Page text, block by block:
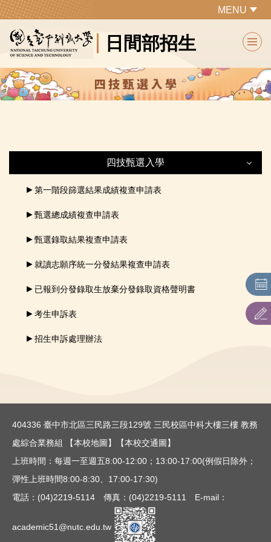
跳
主
要
內
容
區
日間部招生
MENU
四技甄選入學
四技甄選入學
各系所特色及課程規劃
本校招生名額及條件查詢
聯合招生：主辦單位連結
考古題
最低錄取標準查詢
► 第一階段篩選結果成績複查申請表
► 甄選總成績複查申請表
► 甄選錄取結果複查申請表
► 就讀志願序統一分發結果複查申請表
► 已報到分發錄取生放棄分發錄取資格聲明書
► 考生申訴表
► 招生申訴處理辦法
404336 臺中市北區三民路三段129號 三民校區中科大樓三樓 教務
處綜合業務組
【本校地圖】
【本校交通圖】
上班時間：每週一至週五8:00-12:00；13:00-17:00(例假日除外；
彈性上班時間8:00-8:30、17:00-17:30)
電話：(04)2219-5114 傳真：(04)2219-5111 E-mail：
academic51@nutc.edu.tw